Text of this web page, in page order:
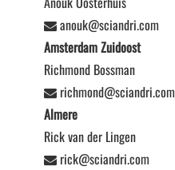
anouk@sciandri.com
Amsterdam Zuidoost
Richmond Bossman
richmond@sciandri.com
Almere
Rick van der Lingen
rick@sciandri.com